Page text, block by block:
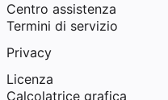
Centro assistenza
Termini di servizio
Privacy
Licenza
Calcolatrice grafica